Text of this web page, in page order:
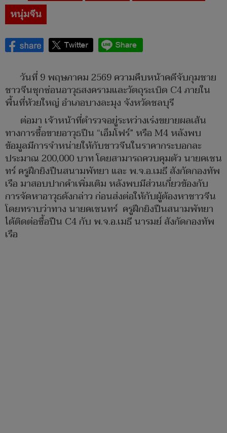
หนุ่มจีน
วันที่ 9 พฤษภาคม 2569 ความคืบหน้าคดีจับกุมชาย
ชาวจีนซุกซ่อนอาวุธสงครามและวัตถุระเบิด C4 ภายใน
พื้นที่ห้วยใหญ่ อำเภอบางละมุง จังหวัดชลบุรี
ต่อมา เจ้าหน้าที่ตำรวจอยู่ระหว่างเร่งขยายผลเส้น
ทางการซื้อขายอาวุธปืน “เอ็มโฟร์” หรือ M4 หลังพบ
ข้อมูลมีการจำหน่ายให้กับชาวจีนในราคากระบอกละ
ประมาณ 200,000 บาท โดยสามารถควบคุมตัว นายคเชน
ทร์ ครูฝึกยิงปืนสนามพัทยา และ พ.จ.อ.เมธี สังกัดกองทัพ
เรือ มาสอบปากคำเพิ่มเติม หลังพบมีส่วนเกี่ยวข้องกับ
การจัดหาอาวุธดังกล่าว ก่อนส่งต่อให้กับผู้ต้องหาชาวจีน
โดยทราบว่าทาง นายคเชนทร์ ครูฝึกยิงปืนสนามพัทยา
ได้ติดต่อซื้อปืน C4 กับ พ.จ.อ.เมธี นารมย์ สังกัดกองทัพ
เรือ